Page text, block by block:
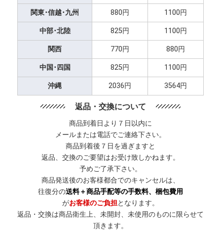
関東･信越･九州 880円 1100円
中部･北陸 825円 1100円
関西 770円 880円
中国･四国 825円 1100円
沖縄 2036円 3564円
返品・交換について
商品到着日より７日以内に
メールまたは電話でご連絡下さい。
商品到着後７日を過ぎますと
返品、交換のご要望はお受け致しかねます。
予めご了承下さい。
商品発送後のお客様都合でのキャンセルは、
往復分の送料＋商品手配等の手数料、梱包費用
がお客様のご負担となります。
返品・交換は商品衛生上、未開封、未使用のものに限らせて
頂きます。